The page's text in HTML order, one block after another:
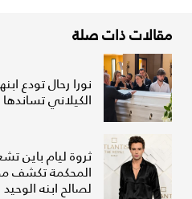
مقالات ذات صلة
نورا رحال تودع
الكيلاني تساندها
ثروة ليام باين
المحكمة تكشف
لصالح ابنه الوحيد